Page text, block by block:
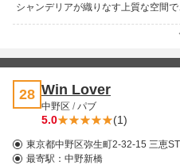
シャンデリアが織りなす上質な空間
ァー席がボックススタイルで配置さ
人の美女まで、多様なハイレベルな
役のキャバ嬢さんも訪れる賑やかな
時を過ごせます。プロフェッショナ
まれ、日常の喧騒を忘れてくつろぎ
28 Win Lover
中野区 / パブ
5.0 (1)
東京都中野区弥生町2-32-15 三恵
最寄駅： 中野新橋